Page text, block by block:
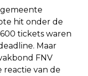
hit onder de
tickets waren
Maar
FNV
reactie van de